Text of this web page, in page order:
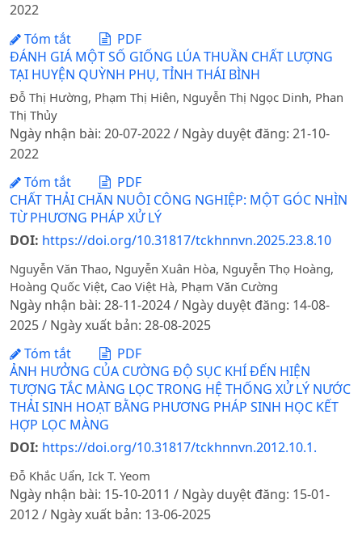
2022
Tóm tắt
PDF
ĐÁNH GIÁ MỘT SỐ GIỐNG LÚA THUẦN CHẤT LƯỢNG
TẠI HUYỆN QUỲNH PHỤ, TỈNH THÁI BÌNH
Đỗ Thị Hường, Phạm Thị Hiên, Nguyễn Thị Ngọc Dinh, Phan
Thị Thủy
Ngày nhận bài: 20-07-2022 / Ngày duyệt đăng: 21-10-
2022
Tóm tắt
PDF
CHẤT THẢI CHĂN NUÔI CÔNG NGHIỆP: MỘT GÓC NHÌN
TỪ PHƯƠNG PHÁP XỬ LÝ
DOI: https://doi.org/10.31817/tckhnnvn.2025.23.8.10
Nguyễn Văn Thao, Nguyễn Xuân Hòa, Nguyễn Thọ Hoàng,
Hoàng Quốc Việt, Cao Việt Hà, Phạm Văn Cường
Ngày nhận bài: 28-11-2024 / Ngày duyệt đăng: 14-08-
2025 / Ngày xuất bản: 28-08-2025
Tóm tắt
PDF
ẢNH HƯỞNG CỦA CƯỜNG ĐỘ SỤC KHÍ ĐẾN HIỆN
TƯỢNG TẮC MÀNG LỌC TRONG HỆ THỐNG XỬ LÝ NƯỚC
THẢI SINH HOẠT BẰNG PHƯƠNG PHÁP SINH HỌC KẾT
HỢP LỌC MÀNG
DOI: https://doi.org/10.31817/tckhnnvn.2012.10.1.
Đỗ Khắc Uẩn, Ick T. Yeom
Ngày nhận bài: 15-10-2011 / Ngày duyệt đăng: 15-01-
2012 / Ngày xuất bản: 13-06-2025